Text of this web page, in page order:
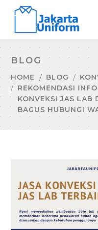
BLOG
HOME BLOG
REKOMENDASI
KONVEKSI JAS LAB
BAGUS HUBUNGI